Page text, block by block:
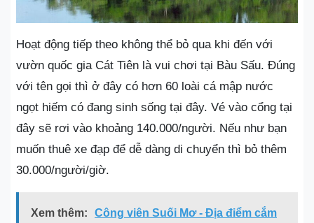
Hoạt động tiếp theo không thể bỏ qua khi đến với
vườn quốc gia Cát Tiên là vui chơi tại Bàu Sấu. Đúng
với tên gọi thì ở đây có hơn 60 loài cá mập nước
ngọt hiếm có đang sinh sống tại đây. Vé vào cổng tại
đây sẽ rơi vào khoảng 140.000/người. Nếu như bạn
muốn thuê xe đạp để dễ dàng di chuyển thì bỏ thêm
30.000/người/giờ.
Xem thêm:
Công viên Suối Mơ - Địa điểm cắm